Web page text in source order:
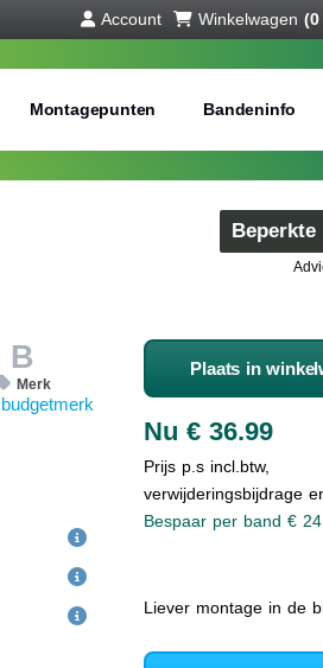
Account Winkelwagen
Montagepunten Bandeninfo
B
Merk
Plaats in
Nu € 36.99
Prijs p.s incl.btw,
verwijderingsbijdrage
Bespaar per band €
Liever montage in de